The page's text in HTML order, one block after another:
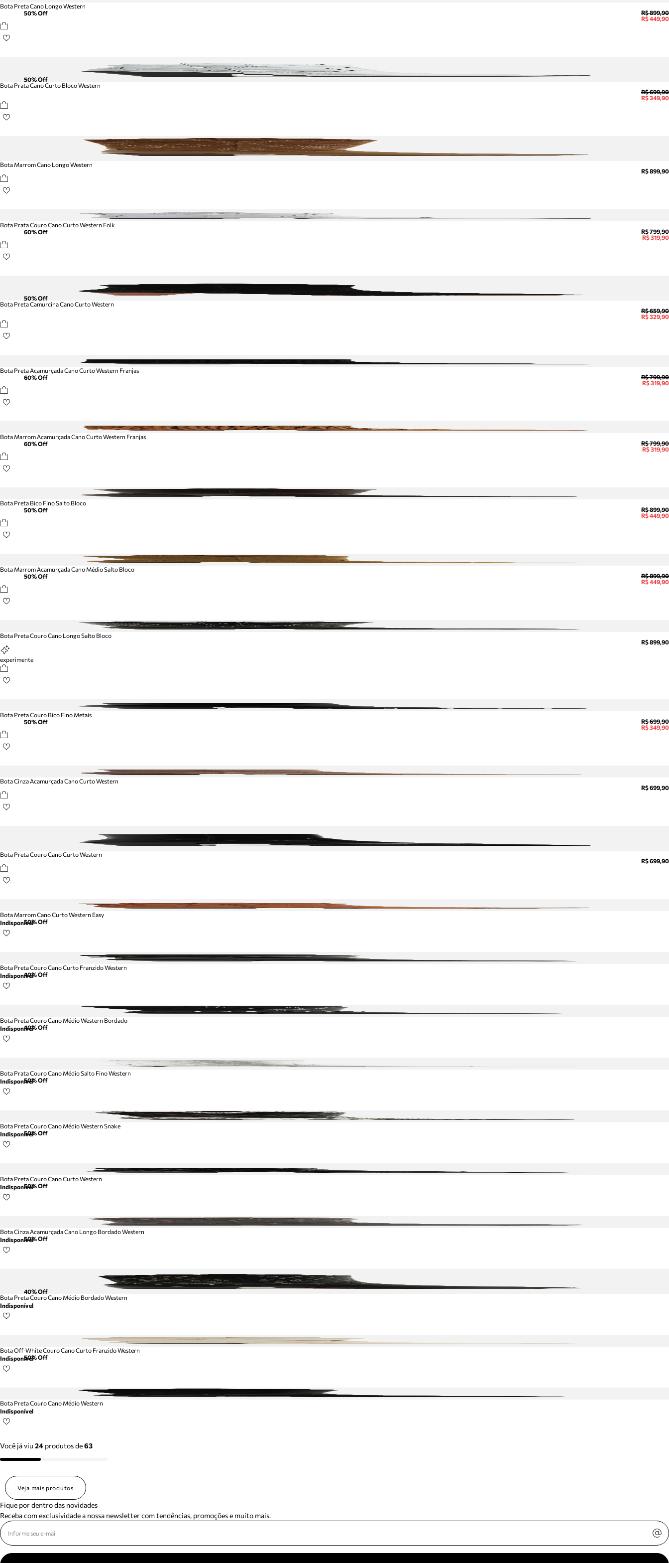
50% Off
Bota Preta Cano Longo Western
R$ 899,90
R$ 449,90
50% Off
Bota Prata Cano Curto Bloco Western
R$ 699,90
R$ 349,90
Bota Marrom Cano Longo Western
R$ 899,90
60% Off
Bota Prata Couro Cano Curto Western Folk
R$ 799,90
R$ 319,90
50% Off
Bota Preta Camurcina Cano Curto Western
R$ 659,90
R$ 329,90
60% Off
Bota Preta Acamurçada Cano Curto Western Franjas
R$ 799,90
R$ 319,90
60% Off
Bota Marrom Acamurçada Cano Curto Western Franjas
R$ 799,90
R$ 319,90
50% Off
Bota Preta Bico Fino Salto Bloco
R$ 899,90
R$ 449,90
50% Off
Bota Marrom Acamurçada Cano Médio Salto Bloco
R$ 899,90
R$ 449,90
Bota Preta Couro Cano Longo Salto Bloco
R$ 899,90
experimente
50% Off
Bota Preta Couro Bico Fino Metais
R$ 699,90
R$ 349,90
Bota Cinza Acamurçada Cano Curto Western
R$ 699,90
Bota Preta Couro Cano Curto Western
R$ 699,90
50% Off
Bota Marrom Cano Curto Western Easy
Indisponível
40% Off
Bota Preta Couro Cano Curto Franzido Western
Indisponível
40% Off
Bota Preta Couro Cano Médio Western Bordado
Indisponível
50% Off
Bota Prata Couro Cano Médio Salto Fino Western
Indisponível
50% Off
Bota Preta Couro Cano Médio Western Snake
Indisponível
50% Off
Bota Preta Couro Cano Curto Western
Indisponível
50% Off
Bota Cinza Acamurçada Cano Longo Bordado Western
Indisponível
40% Off
Bota Preta Couro Cano Médio Bordado Western
Indisponível
50% Off
Bota Off-White Couro Cano Curto Franzido Western
Indisponível
Bota Preta Couro Cano Médio Western
Indisponível
Você já viu 24 produtosde63
Veja mais produtos
Fique por dentro das novidades
Receba com exclusividade a nossa newsletter com tendências, promoções e muito mais.